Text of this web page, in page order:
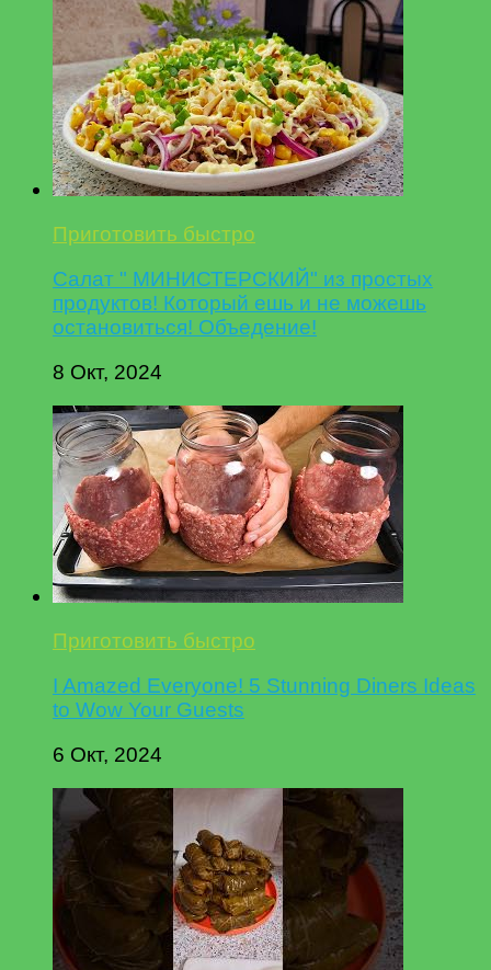
Приготовить быстро
Салат " МИНИСТЕРСКИЙ" из простых
продуктов! Который ешь и не можешь
остановиться! Объедение!
8 Окт, 2024
Приготовить быстро
I Amazed Everyone! 5 Stunning Diners Ideas
to Wow Your Guests
6 Окт, 2024